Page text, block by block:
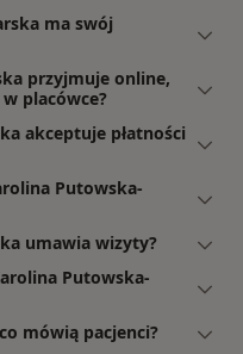
ma swój
przyjmuje online,
placówce?
akceptuje płatności
Putowska-
umawia wizyty?
Putowska-
mówią pacjenci?